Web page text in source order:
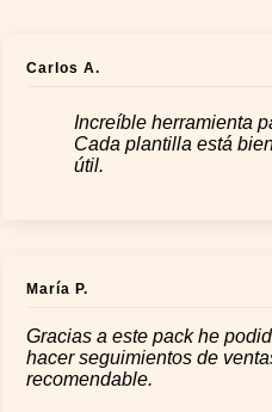
Carlos A.
Increíble herramienta
Cada plantilla está
útil.
María P.
Gracias a este pack he
hacer seguimientos de
recomendable.